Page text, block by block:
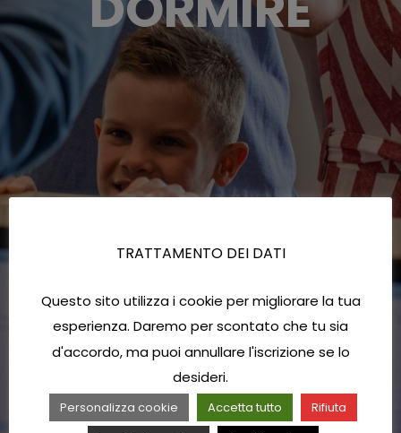
TRATTAMENTO DEI DATI
Questo sito utilizza i cookie per migliorare la tua
esperienza. Daremo per scontato che tu sia
d'accordo, ma puoi annullare l'iscrizione se lo
desideri.
Personalizza cookie Accetta tutto
Rifiuta